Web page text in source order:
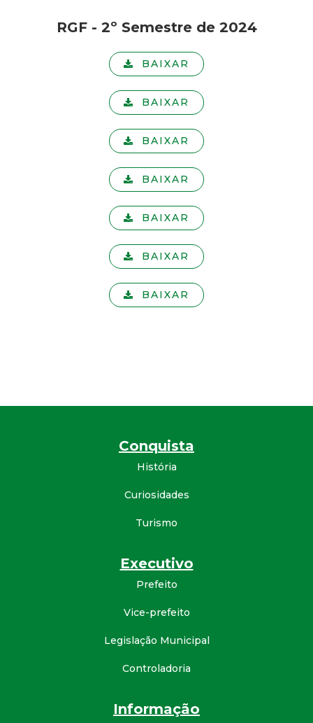
RGF - 2º Semestre de 2024
BAIXAR
BAIXAR
BAIXAR
BAIXAR
BAIXAR
BAIXAR
BAIXAR
Conquista
História
Curiosidades
Turismo
Executivo
Prefeito
Vice-prefeito
Legislação Municipal
Controladoria
Informação